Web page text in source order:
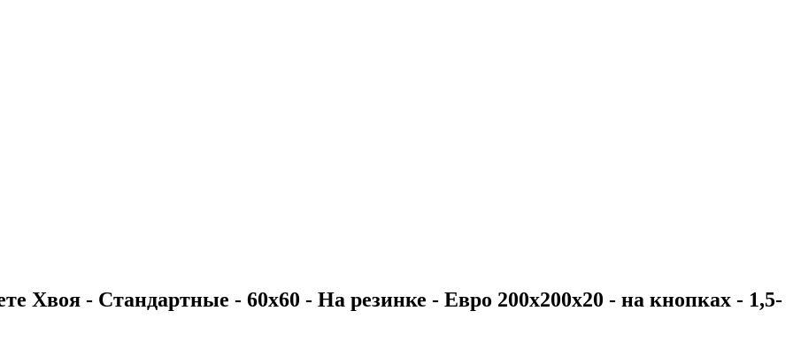
Хвоя - Стандартные - 60х60 - На резинке - Евро 200х200х20 - на кнопках - 1,5-